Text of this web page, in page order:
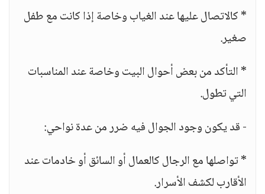
* كالاتصال عليها عند الغياب وخاصة إذا كانت مع طفل
صغير.
* التأكد من بعض أحوال البيت وخاصة عند المناسبات
التي تطول.
- قد يكون وجود الجوال فيه ضرر من عدة نواحي:
* تواصلها مع الرجال كالعمال أو السائق أو خادمات عند
الأقارب لكشف الأسرار.